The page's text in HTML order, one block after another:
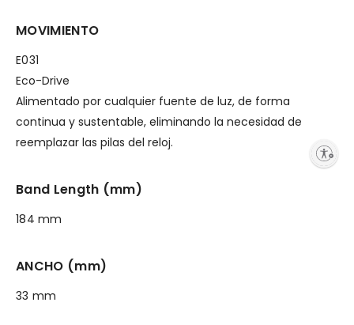
Enable accessibility
MOVIMIENTO
E031
Eco-Drive
Alimentado por cualquier fuente de luz, de forma
continua y sustentable, eliminando la necesidad de
reemplazar las pilas del reloj.
Band Length (mm)
184 mm
ANCHO (mm)
33 mm